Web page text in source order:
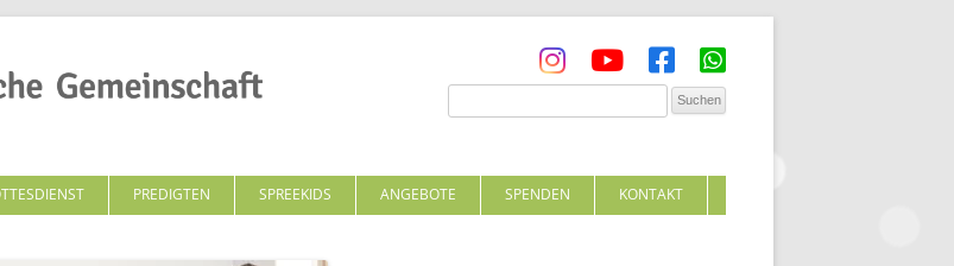
Zum Inhalt springen
PREDIGTEN SPREEKIDS ANGEBOTE SPENDEN KONTAKT